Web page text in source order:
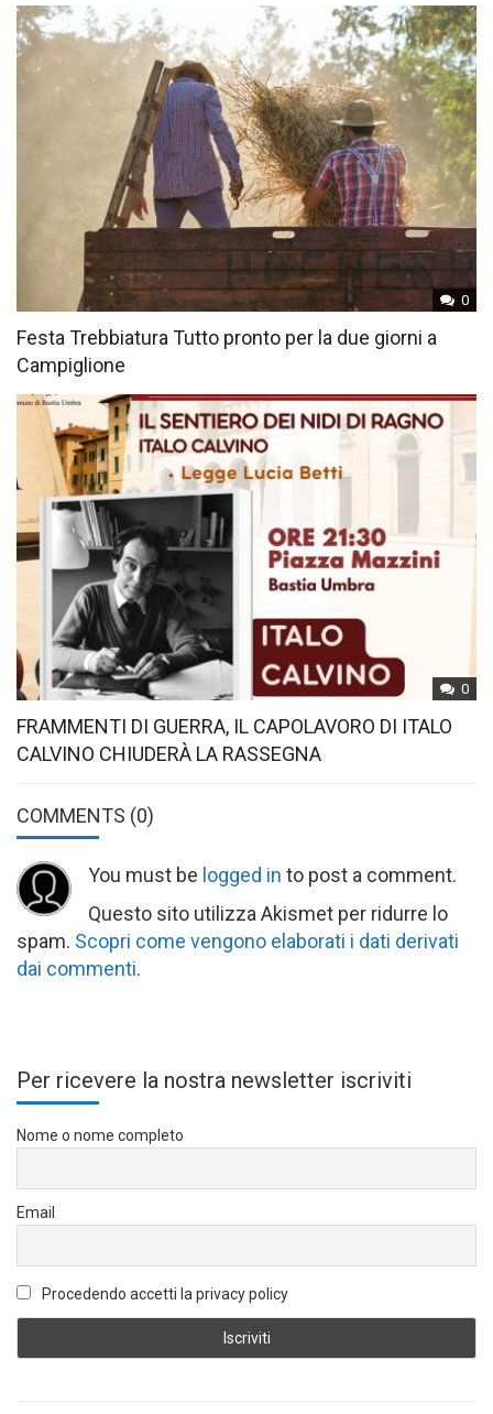
0
Festa Trebbiatura Tutto pronto per la due giorni a
Campiglione
0
FRAMMENTI DI GUERRA, IL CAPOLAVORO DI ITALO
CALVINO CHIUDERÀ LA RASSEGNA
COMMENTS (0)
You must be logged in to post a comment.
Questo sito utilizza Akismet per ridurre lo
spam. Scopri come vengono elaborati i dati derivati
dai commenti.
Per ricevere la nostra newsletter iscriviti
Nome o nome completo
Email
Procedendo accetti la privacy policy